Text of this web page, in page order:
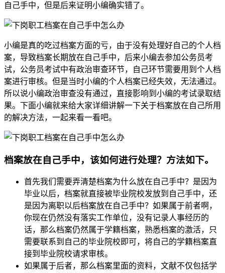
自己手中，但是后来证明小编确实错了。
小编是真的吃过档案方面的亏，由于没有处理好自己的个人档
案，导致档案长期放在自己手中，后来小编去参加公务员考
试，公务员考试中有政治审查环节，自己环节需要用到个人档
案进行审核。但是当时小编的个人档案已经失效，无法通过。
所以说小编政治审查没有通过，直接影响到小编的考试录取结
果。下面小编就来给大家详细讲解一下关于档案放在自己所用
的解决方法，一起来看一看吧。
档案放在自己手中，该如何进行处理？方法如下。
首先我们需要弄清楚档案为什么放在自己手中？是因为
毕业以后，档案就直接被毕业院校发放到自己手中，还
是因为离职以后档案放在自己手中？如果属于前者啊，
你现在仍然没有落实工作单位，没有记录人事经历的
话，那么档案仍然属于学籍档案，熟悉档案的激活，只
需要联系到自己的毕业院校即可，将自己的学籍档案直
接到毕业院校请求审核。
如果属于后者，那么档案里面的资料，文献不仅包括学